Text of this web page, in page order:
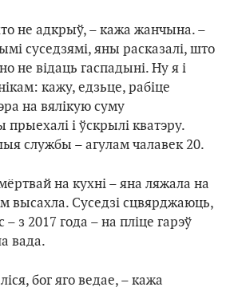
не адкрыў, – кажа жанчына. –
суседзямі, яны расказалі, што
не відаць гаспадыні. Ну я і
кажу, едзьце, рабіце
на вялікую суму
і ўскрылі кватэру.
службы – агулам чалавек 20.
на кухні – яна ляжала на
высахла. Суседзі сцвярджаюць,
з 2017 года – на пліце гарэў
вада.
бог яго ведае, – кажа